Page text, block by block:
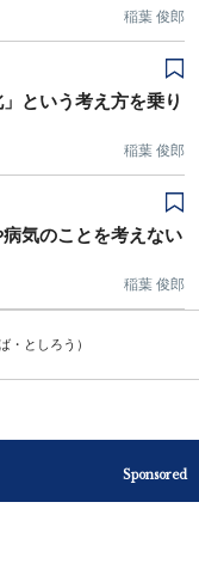
稲葉 俊郎
という考え方を乗り
稲葉 俊郎
気のことを考えない
稲葉 俊郎
・としろう）
Sponsored